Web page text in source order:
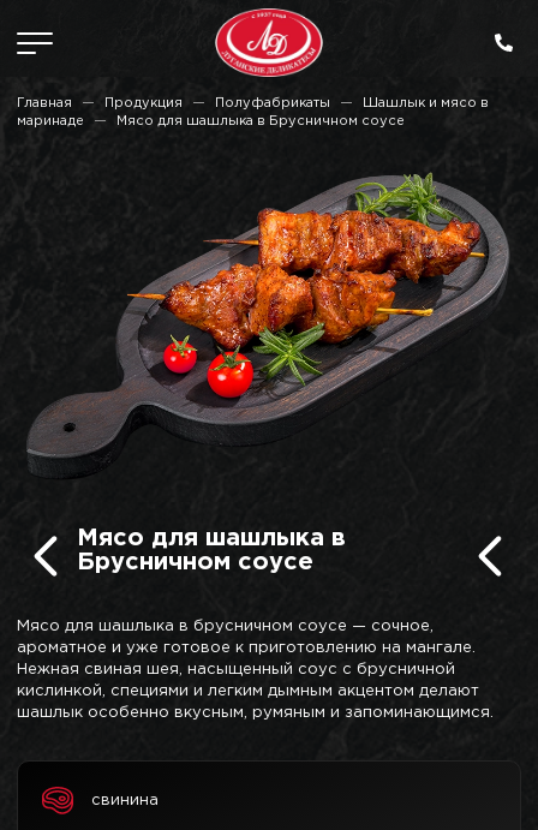
Главная Продукция Полуфабрикаты
Шашлык и мясо в
маринаде
Мясо для шашлыка в Брусничном соусе
Мясо для шашлыка в
Брусничном соусе
Мясо для шашлыка в брусничном соусе — сочное,
ароматное и уже готовое к приготовлению на мангале.
Нежная свиная шея, насыщенный соус с брусничной
кислинкой, специями и легким дымным акцентом делают
шашлык особенно вкусным, румяным и запоминающимся.
свинина